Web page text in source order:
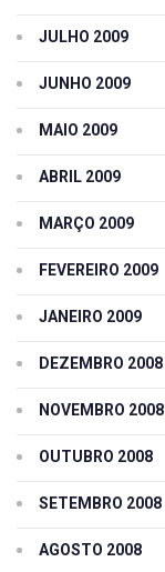
JULHO 2009
JUNHO 2009
MAIO 2009
ABRIL 2009
MARÇO 2009
FEVEREIRO 2009
JANEIRO 2009
DEZEMBRO 2008
NOVEMBRO 2008
OUTUBRO 2008
SETEMBRO 2008
AGOSTO 2008